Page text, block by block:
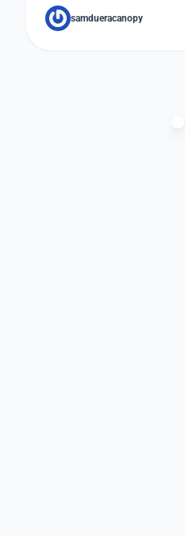
samdueracanopy